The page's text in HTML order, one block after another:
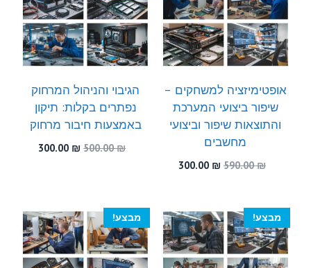
אופטימיזציה למשחקים –
שיפור ביצועי המערכת
והתוצאות שיפור וביצועי
מחשבים
590.00₪
המחיר
300.00 ₪
300.00 ₪.
הגיבוי והניהול המרחוק
נפתרים בקלות: תיקון
באמצעות חיבור מרחוק
500.00₪
המחיר
300.00 ₪
המחיר
מבצע! מבצע!